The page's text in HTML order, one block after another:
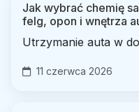
Jak wybrać chemię
felg, opon i wnętrza
Utrzymanie auta w
11 czerwca 2026